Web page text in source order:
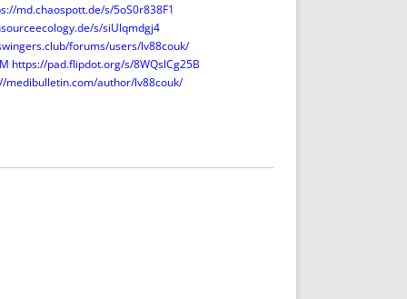
md.chaospott.de/s/5oS0r838F1
s/siUlqmdgj4
forums/users/lv88couk/
https://pad.flipdot.org/s/8WQslCg25B
medibulletin.com/author/lv88couk/